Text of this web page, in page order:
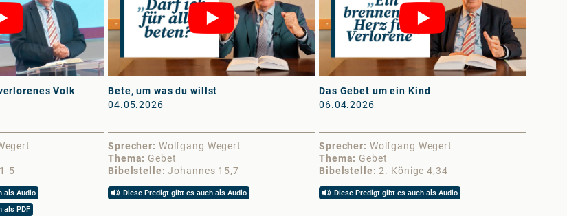
Volk
5
als Audio
als PDF
Bete, um was du willst
04.05.2026
Sprecher
Wolfgang Wegert
Thema
Gebet
Bibelstelle
Johannes 15,7
Diese Predigt gibt es auch als Audio
Das Gebet um ein Kind
06.04.2026
Sprecher
Wolfgang Wegert
Thema
Gebet
Bibelstelle
2. Könige 4,34
Diese Predigt gibt es auch als Audio